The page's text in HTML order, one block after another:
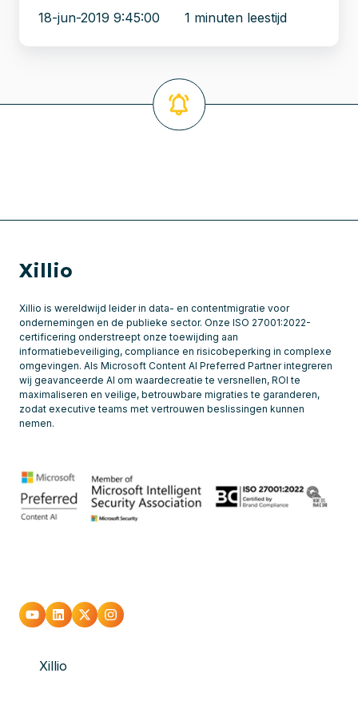
18-jun-2019 9:45:00 1 minuten leestijd
Xillio
Xillio is wereldwijd leider in data- en contentmigratie voor
ondernemingen en de publieke sector. Onze ISO 27001:2022-
certificering onderstreept onze toewijding aan
informatiebeveiliging, compliance en risicobeperking in complexe
omgevingen. Als Microsoft Content AI Preferred Partner integreren
wij geavanceerde AI om waardecreatie te versnellen, ROI te
maximaliseren en veilige, betrouwbare migraties te garanderen,
zodat executive teams met vertrouwen beslissingen kunnen
nemen.
Xillio